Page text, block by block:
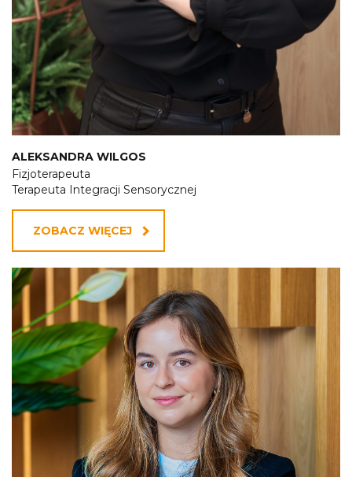
ALEKSANDRA WILGOS
Fizjoterapeuta
Terapeuta Integracji Sensorycznej
ZOBACZ WIĘCEJ